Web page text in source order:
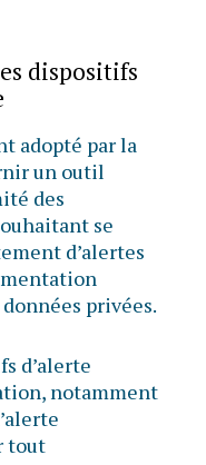
dispositifs
adopté par la
un outil
des
se
d’alertes
privées.
d’alerte
notamment
tout